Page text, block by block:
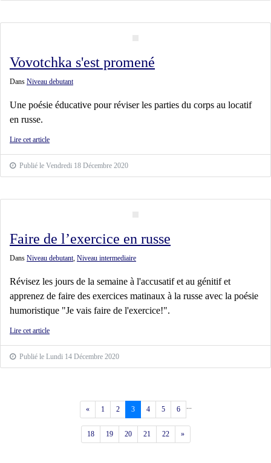
Vovotchka s'est promené
Dans Niveau debutant
Une poésie éducative pour réviser les parties du corps au locatif
en russe.
Lire cet article
Publié le Vendredi 18 Décembre 2020
Faire de l’exercice en russe
Dans Niveau debutant, Niveau intermediaire
Révisez les jours de la semaine à l'accusatif et au génitif et
apprenez de faire des exercices matinaux à la russe avec la poésie
humoristique "Je vais faire de l'exercice!".
Lire cet article
Publié le Lundi 14 Décembre 2020
«Précédent
1 2 3 4 5 6 ...
18 19 20 21 22 »Suivant